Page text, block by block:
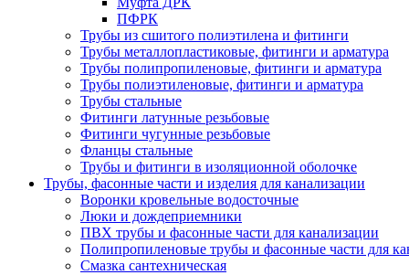
ПФРК
Трубы из сшитого полиэтилена и фитинги
Трубы металлопластиковые, фитинги и арматура
Трубы полипропиленовые, фитинги и арматура
Трубы полиэтиленовые, фитинги и арматура
Трубы стальные
Фитинги латунные резьбовые
Фитинги чугунные резьбовые
Фланцы стальные
Трубы и фитинги в изоляционной оболочке
Трубы, фасонные части и изделия для канализации
Воронки кровельные водосточные
Люки и дождеприемники
ПВХ трубы и фасонные части для канализации
Полипропиленовые трубы и фасонные части для
Смазка сантехническая